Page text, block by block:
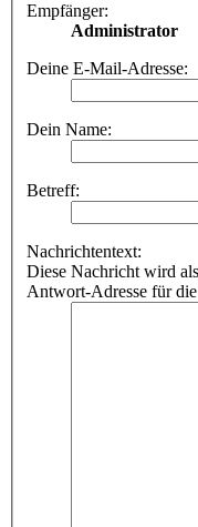
Empfänger:
Administrator
Deine E-Mail-Adresse:
Dein Name:
Betreff:
Nachrichtentext:
Diese Nachricht wird
Antwort-Adresse für